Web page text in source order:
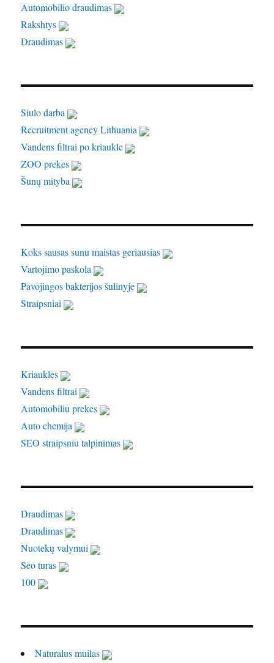
Automobilio draudimas
Rakshtys
Draudimas
Siulo darba
Recruitment agency Lithuania
Vandens filtrai po kriaukle
ZOO prekes
Šunų mityba
Koks sausas sunu maistas geriausias
Vartojimo paskola
Pavojingos bakterijos šulinyje
Straipsniai
Kriaukles
Vandens filtrai
Automobiliu prekes
Auto chemija
SEO straipsniu talpinimas
Draudimas
Draudimas
Nuotekų valymui
Seo turas
100
Naturalus muilas